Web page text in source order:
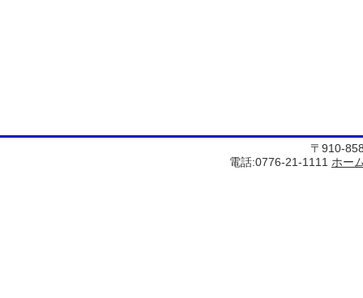
〒910-
電話:0776-21-1111 ホー